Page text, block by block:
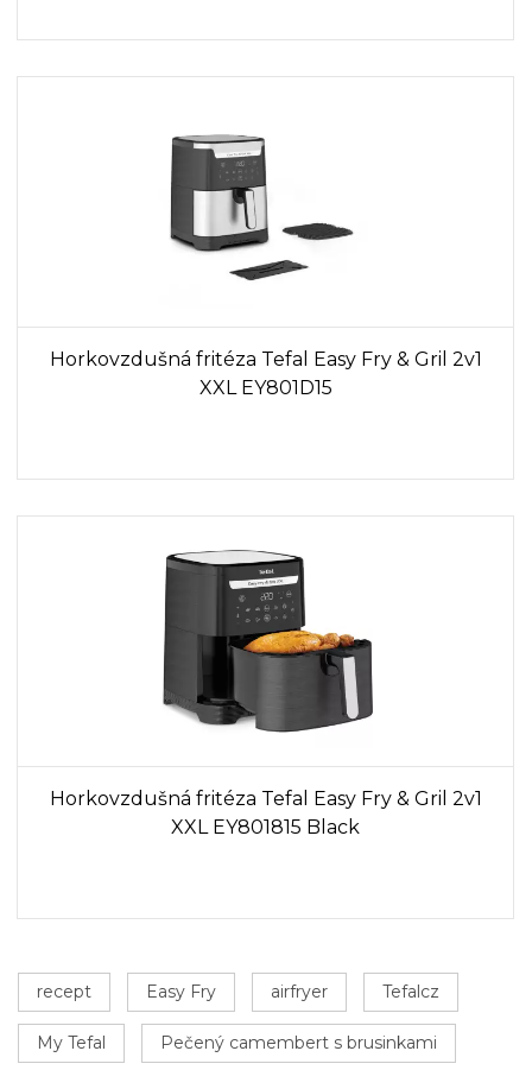
Horkovzdušná fritéza Tefal Easy Fry & Gril 2v1
XXL EY801D15
Horkovzdušná fritéza Tefal Easy Fry & Gril 2v1
XXL EY801815 Black
recept Easy Fry airfryer Tefalcz
My Tefal Pečený camembert s brusinkami